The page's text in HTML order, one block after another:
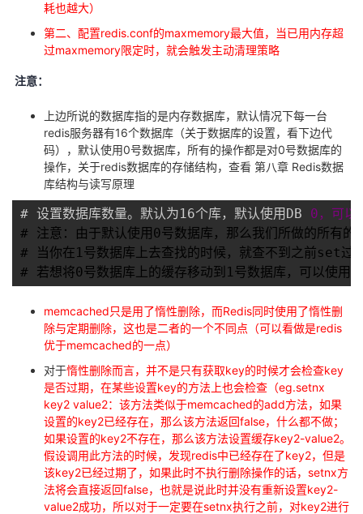
耗也越大）
第二、配置redis.conf的maxmemory最大值，当已用内存超
过maxmemory限定时，就会触发主动清理策略
注意：
上边所说的数据库指的是内存数据库，默认情况下每一台
redis服务器有16个数据库（关于数据库的设置，看下边代
码），默认使用0号数据库，所有的操作都是对0号数据库的
操作，关于redis数据库的存储结构，查看 第八章 Redis数据
库结构与读写原理
# 设置数据库数量。默认为16个库，默认使用DB 0，可以
# 注意：由于默认使用0号数据库，那么我们所做的所有的
# 当你在1号数据库上去查找的时候，就查不到之前set过
# 若想将0号数据库上的缓存移动到1号数据库，可以使用
memcached只是用了惰性删除，而Redis同时使用了惰性删
除与定期删除，这也是二者的一个不同点（可以看做是redis
优于memcached的一点）
对于惰性删除而言，并不是只有获取key的时候才会检查key
是否过期，在某些设置key的方法上也会检查（eg.setnx
key2 value2：该方法类似于memcached的add方法，如果
设置的key2已经存在，那么该方法返回false，什么都不做；
如果设置的key2不存在，那么该方法设置缓存key2-value2。
假设调用此方法的时候，发现redis中已经存在了key2，但是
该key2已经过期了，如果此时不执行删除操作的话，setnx方
法将会直接返回false，也就是说此时并没有重新设置key2-
value2成功，所以对于一定要在setnx执行之前，对key2进行